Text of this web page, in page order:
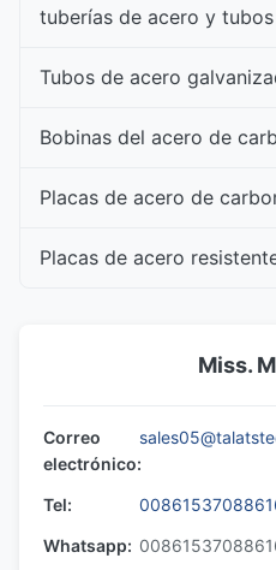
tuberías de acero y
Tubos de acero
Bobinas del acero de
Placas de acero de
Placas de acero
Miss.
Correo
electrónico:
Tel:
Whatsapp: